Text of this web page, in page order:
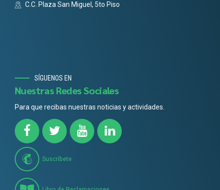
C.C. Plaza San Miguel, 5to Piso
SÍGUENOS EN
Nuestras Redes Sociales
Para que recibas nuestras noticias y actividades.
Suscríbete